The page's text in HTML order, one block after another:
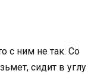
с ним не так. Со
сидит в углу